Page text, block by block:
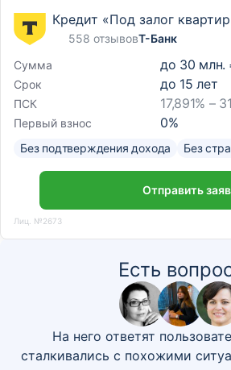
Кредит «Под залог
558 отзывовТ-Банк
Сумма
до 30 млн.
Срок до 15 лет
ПСК 17,891% –
Первый взнос 0%
Без подтверждения дохода Без
Отправить
Лиц. №2673
Есть
На него ответят
сталкивались с похожими